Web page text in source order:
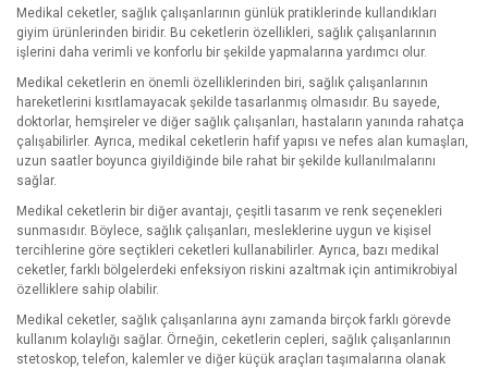
Medikal ceketler, sağlık çalışanlarının günlük pratiklerinde kullandıkları
giyim ürünlerinden biridir. Bu ceketlerin özellikleri, sağlık çalışanlarının
işlerini daha verimli ve konforlu bir şekilde yapmalarına yardımcı olur.
Medikal ceketlerin en önemli özelliklerinden biri, sağlık çalışanlarının
hareketlerini kısıtlamayacak şekilde tasarlanmış olmasıdır. Bu sayede,
doktorlar, hemşireler ve diğer sağlık çalışanları, hastaların yanında rahatça
çalışabilirler. Ayrıca, medikal ceketlerin hafif yapısı ve nefes alan kumaşları,
uzun saatler boyunca giyildiğinde bile rahat bir şekilde kullanılmalarını
sağlar.
Medikal ceketlerin bir diğer avantajı, çeşitli tasarım ve renk seçenekleri
sunmasıdır. Böylece, sağlık çalışanları, mesleklerine uygun ve kişisel
tercihlerine göre seçtikleri ceketleri kullanabilirler. Ayrıca, bazı medikal
ceketler, farklı bölgelerdeki enfeksiyon riskini azaltmak için antimikrobiyal
özelliklere sahip olabilir.
Medikal ceketler, sağlık çalışanlarına aynı zamanda birçok farklı görevde
kullanım kolaylığı sağlar. Örneğin, ceketlerin cepleri, sağlık çalışanlarının
stetoskop, telefon, kalemler ve diğer küçük araçları taşımalarına olanak